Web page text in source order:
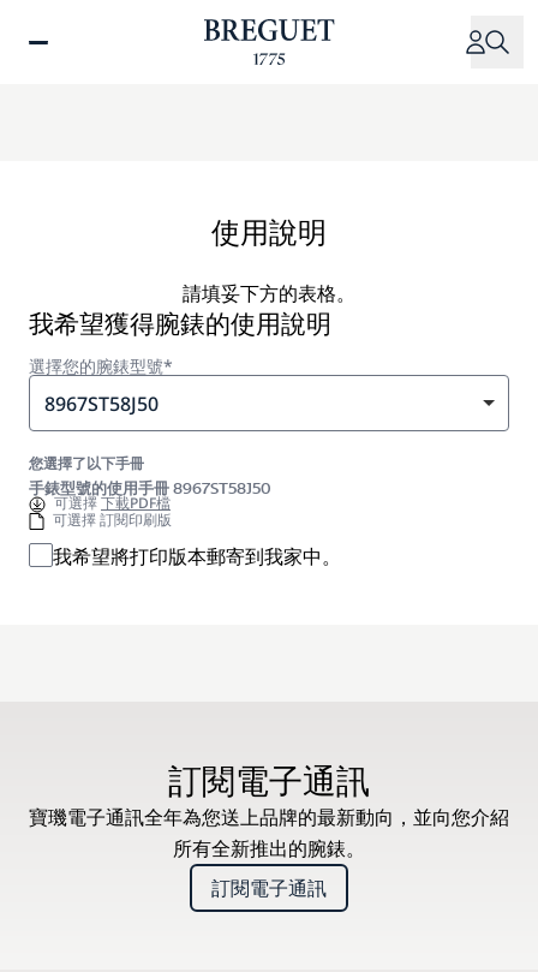
使用說明
請填妥下方的表格。
我希望獲得腕錶的使用說明
選擇您的腕錶型號*
8967ST58J50
您選擇了以下手冊
手錶型號的使用手冊 8967ST58J50
可選擇下載PDF檔
可選擇 訂閱印刷版
我希望將打印版本郵寄到我家中。
訂閱電子通訊
寶璣電子通訊全年為您送上品牌的最新動向，並向您介紹
所有全新推出的腕錶。
訂閱電子通訊